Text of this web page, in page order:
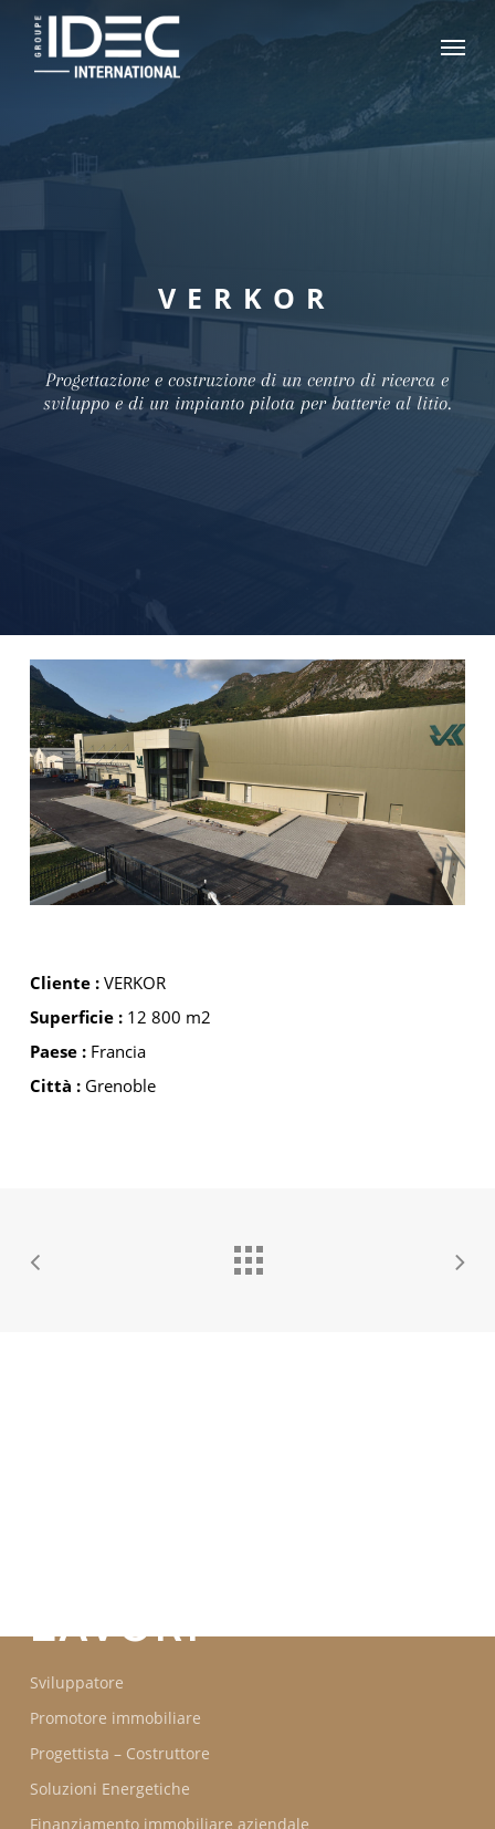
main
content
Menu
VERKOR
Progettazione e costruzione di un centro di ricerca e
sviluppo e di un impianto pilota per batterie al litio.
Cliente : VERKOR
Superficie : 12 800 m2
Paese : Francia
Città : Grenoble
LAVORI
Sviluppatore
Promotore immobiliare
Progettista – Costruttore
Soluzioni Energetiche
Finanziamento immobiliare aziendale